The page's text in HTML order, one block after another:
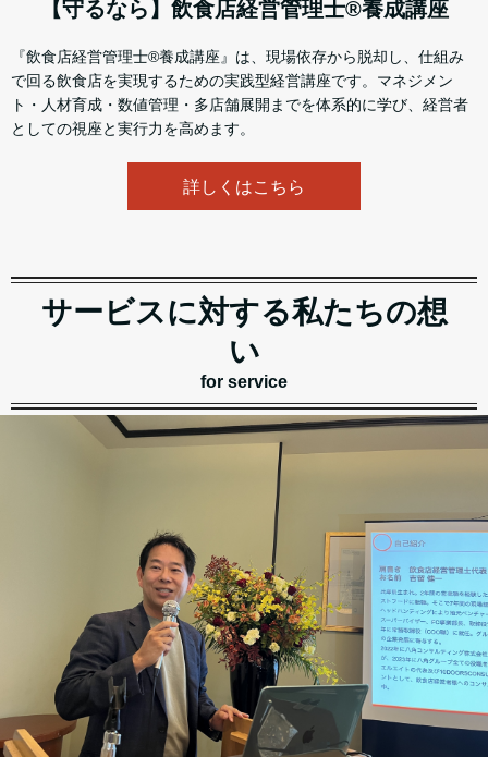
【守るなら】飲食店経営管理士®養成講座
『飲食店経営管理士®養成講座』は、現場依存から脱却し、仕組み
で回る飲食店を実現するための実践型経営講座です。マネジメン
ト・人材育成・数値管理・多店舗展開までを体系的に学び、経営者
としての視座と実行力を高めます。
詳しくはこちら
サービスに対する私たちの想
い
for service